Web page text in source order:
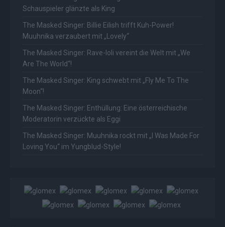
Schauspieler glänzte als King
The Masked Singer: Billie Eilish trifft Kuh-Power!
Muuhnika verzaubert mit „Lovely“
The Masked Singer: Rave-Ioli vereint die Welt mit „We
Are The World“!
The Masked Singer: King schwebt mit „Fly Me To The
Moon“!
The Masked Singer: Enthüllung: Eine österreichische
Moderatorin verzückte als Eggi
The Masked Singer: Muuhnika rockt mit „I Was Made For
Loving You“ im Yungblud-Style!